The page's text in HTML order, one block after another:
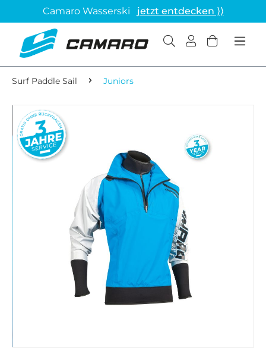
Camaro Wasserski jetzt entdecken ⟩⟩
Surf Paddle Sail Juniors